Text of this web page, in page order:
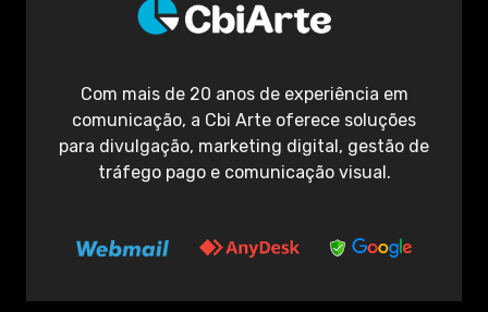
Com mais de 20 anos de experiência em
comunicação, a Cbi Arte oferece soluções
para divulgação, marketing digital, gestão de
tráfego pago e comunicação visual.